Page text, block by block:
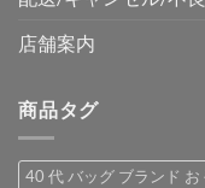
店舗案内
商品タグ
40 代 バッグ ブランド お